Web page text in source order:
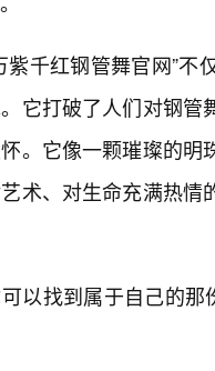
紫千红钢管舞官网”
它打破了人们对钢
。它像一颗璀璨的
术、对生命充满热
以找到属于自己的那